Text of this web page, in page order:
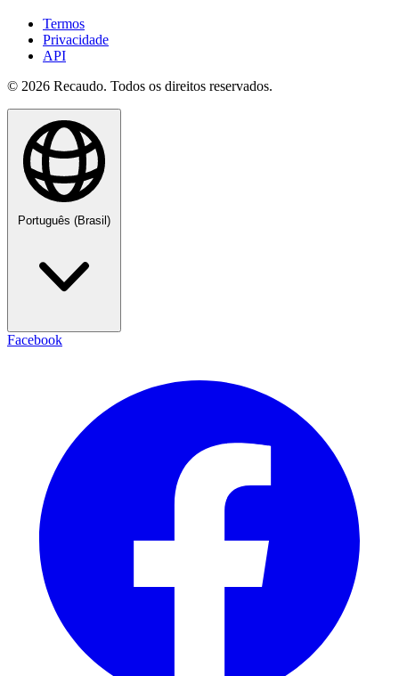
Termos
Privacidade
API
© 2026 Recaudo. Todos os direitos reservados.
Português (Brasil)
Facebook